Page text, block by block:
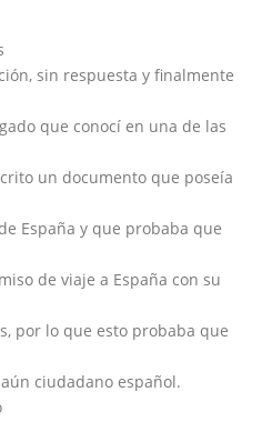
sin respuesta y finalmente
que conocí en una de las
un documento que poseía
España y que probaba que
de viaje a España con su
por lo que esto probaba que
ciudadano español.